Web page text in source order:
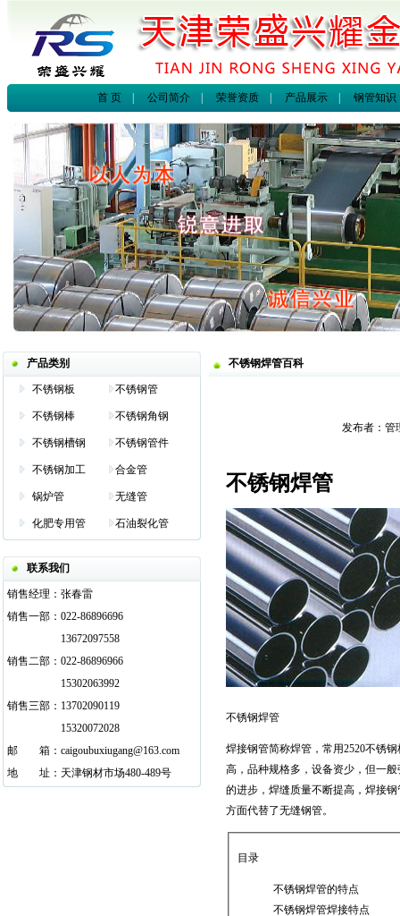
首 页 |公司简介 |荣誉资质 产品展示 |钢管知识
产品类别
不锈钢板 不锈钢管
不锈钢棒 不锈钢角钢
不锈钢槽钢 不锈钢管件
不锈钢加工 合金管
锅炉管 无缝管
化肥专用管 石油裂化管
联系我们
销售经理： 张春雷
销售一部： 022-86896696
13672097558
销售二部： 022-86896966
15302063992
销售三部： 13702090119
15320072028
邮
箱： caigoubuxiugang@163.com
地
址： 天津钢材市场480-489号
不锈钢焊管百科
发布者：管
不锈钢焊管
不锈钢焊管
焊接钢管简称焊管，常用2520不锈钢
高，品种规格多，设备资少，但一
的进步，焊缝质量不断提高，焊接
方面代替了无缝钢管。
目录
不锈钢焊管的特点
不锈钢焊管焊接特点